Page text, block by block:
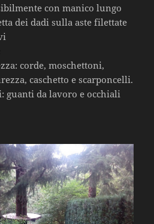
con manico lungo
dei dadi sulla aste filettate
corde, moschettoni,
caschetto e scarponcelli.
guanti da lavoro e occhiali